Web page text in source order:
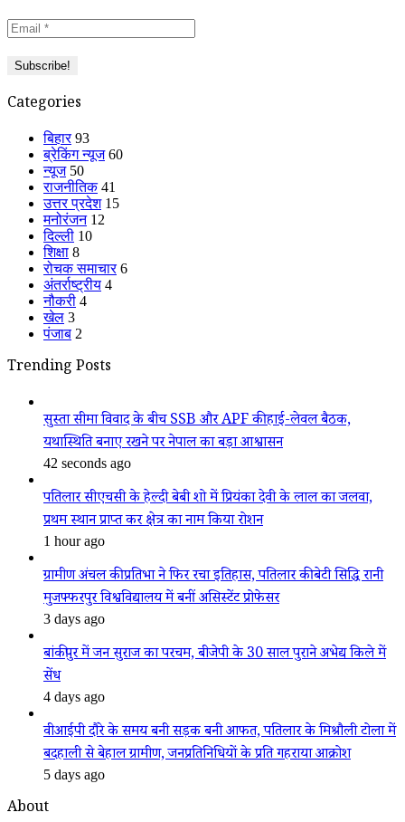
Categories
बिहार 93
ब्रेकिंग न्यूज 60
न्यूज 50
राजनीतिक 41
उत्तर प्रदेश 15
मनोरंजन 12
दिल्ली 10
शिक्षा 8
रोचक समाचार 6
अंतर्राष्ट्रीय 4
नौकरी 4
खेल 3
पंजाब 2
Trending Posts
सुस्ता सीमा विवाद के बीच SSB और APF की हाई-लेवल बैठक,
यथास्थिति बनाए रखने पर नेपाल का बड़ा आश्वासन
42 seconds ago
पतिलार सीएचसी के हेल्दी बेबी शो में प्रियंका देवी के लाल का जलवा,
प्रथम स्थान प्राप्त कर क्षेत्र का नाम किया रोशन
1 hour ago
ग्रामीण अंचल की प्रतिभा ने फिर रचा इतिहास, पतिलार की बेटी सिद्धि रानी
मुजफ्फरपुर विश्वविद्यालय में बनीं असिस्टेंट प्रोफेसर
3 days ago
बांकीपुर में जन सुराज का परचम, बीजेपी के 30 साल पुराने अभेद्य किले में
सेंध
4 days ago
वीआईपी दौरे के समय बनी सड़क बनी आफत, पतिलार के मिश्रौली टोला में
बदहाली से बेहाल ग्रामीण, जनप्रतिनिधियों के प्रति गहराया आक्रोश
5 days ago
About